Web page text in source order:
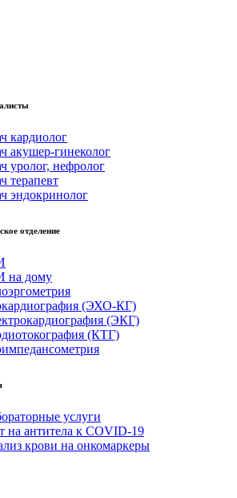
кардиолог
акушер-гинеколог
уролог, нефролог
терапевт
эндокринолог
отделение
на дому
(ЭХО-КГ)
(ЭКГ)
(КТГ)
услуги
на антитела к COVID-19
крови на онкомаркеры